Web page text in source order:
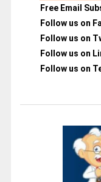
Free Email
Follow us on
Follow us on
Follow us on
Follow us on